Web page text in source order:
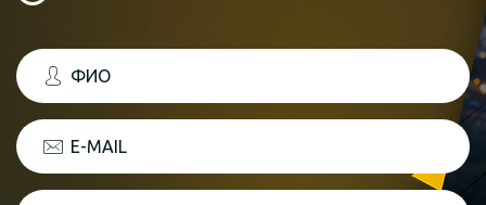
ФИО
E-MAIL